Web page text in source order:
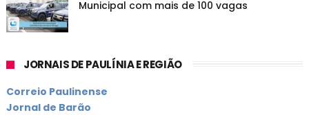
Municipal com mais de 100 vagas
JORNAIS DE PAULÍNIA E REGIÃO
Correio Paulinense
Jornal de Barão